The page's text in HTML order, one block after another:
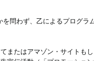
問わず、乙によるプログ
またはアマゾン・サイトも